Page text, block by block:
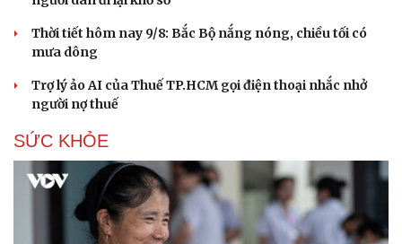
Thời tiết hôm nay 9/8: Bắc Bộ nắng nóng, chiều tối có
mưa dông
Trợ lý ảo AI của Thuế TP.HCM gọi điện thoại nhắc nhở
người nợ thuế
SỨC KHỎE